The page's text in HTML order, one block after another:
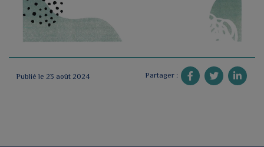
Publié le 23 août 2024 Partager :